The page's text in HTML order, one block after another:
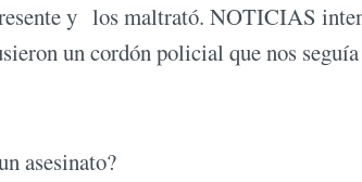
y los maltrató. NOTICIAS
un cordón policial que nos
asesinato?